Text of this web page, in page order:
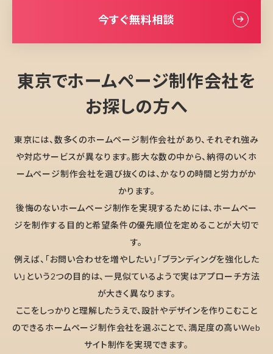
今すぐ無料相談
東京でホームページ制作会社を
お探しの方へ
東京には、数多くのホームページ制作会社があり、それぞれ強み
や対応サービスが異なります。膨大な数の中から、納得のいくホ
ームページ制作会社を選び抜くのは、かなりの時間と労力がか
かります。
後悔のないホームページ制作を実現するためには、ホームペー
ジを制作する目的と希望条件の優先順位を定めることが大切で
す。
例えば、「お問い合わせを増やしたい」「ブランディングを強化した
い」という2つの目的は、一見似ているようで実はアプローチ方法
が大きく異なります。
ここをしっかりと理解したうえで、設計やデザインを作りこむこと
のできるホームページ制作会社を選ぶことで、満足度の高いWeb
サイト制作を実現できます。